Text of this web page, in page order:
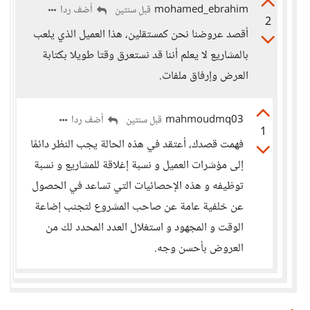
2
mohamed_ebrahim قبل سنتين أضف ردا
أقصد عروضنا نحن كمستقلين، هذا العميل الذي يلعب
بالمشاريع لا يعلم أننا قد نستعرق وقتا طويلا بكتابة
العرض وإرفاق ملفات.
1
mahmoudmq03 قبل سنتين أضف ردا
فهمت قصدك، أعتقد في هذه الحالة يجب النظر دائمًا
إلى مؤشرات العميل و نسبة إغلاقة للمشاريع و نسبة
توظيفه و هذه الإحصائيات التي تساعد في الحصول
عن خلفية عامة عن صاحب المشروع لتجنب إضاعة
الوقت و المجهود و استغلال العدد المحدد لك من
العروض بأحسن وجه.